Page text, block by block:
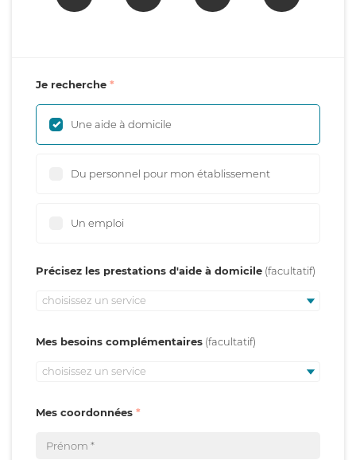
Je recherche
Une aide à domicile
Du personnel pour mon établissement
Un emploi
Précisez les prestations d'aide à domicile
choisissez un service
Mes besoins complémentaires
choisissez un service
Mes coordonnées